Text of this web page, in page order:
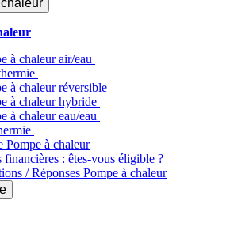
à chaleur air/eau
à chaleur réversible
à chaleur hybride
à chaleur​ eau/eau
Pompe à chaleur
financières : êtes-vous éligible ?
/ Réponses Pompe à chaleur